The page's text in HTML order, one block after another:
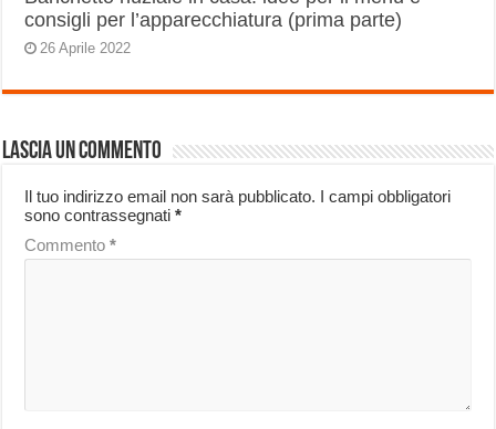
consigli per l’apparecchiatura (prima parte)
26 Aprile 2022
Lascia un commento
Il tuo indirizzo email non sarà pubblicato. I campi obbligatori
sono contrassegnati*
Commento*